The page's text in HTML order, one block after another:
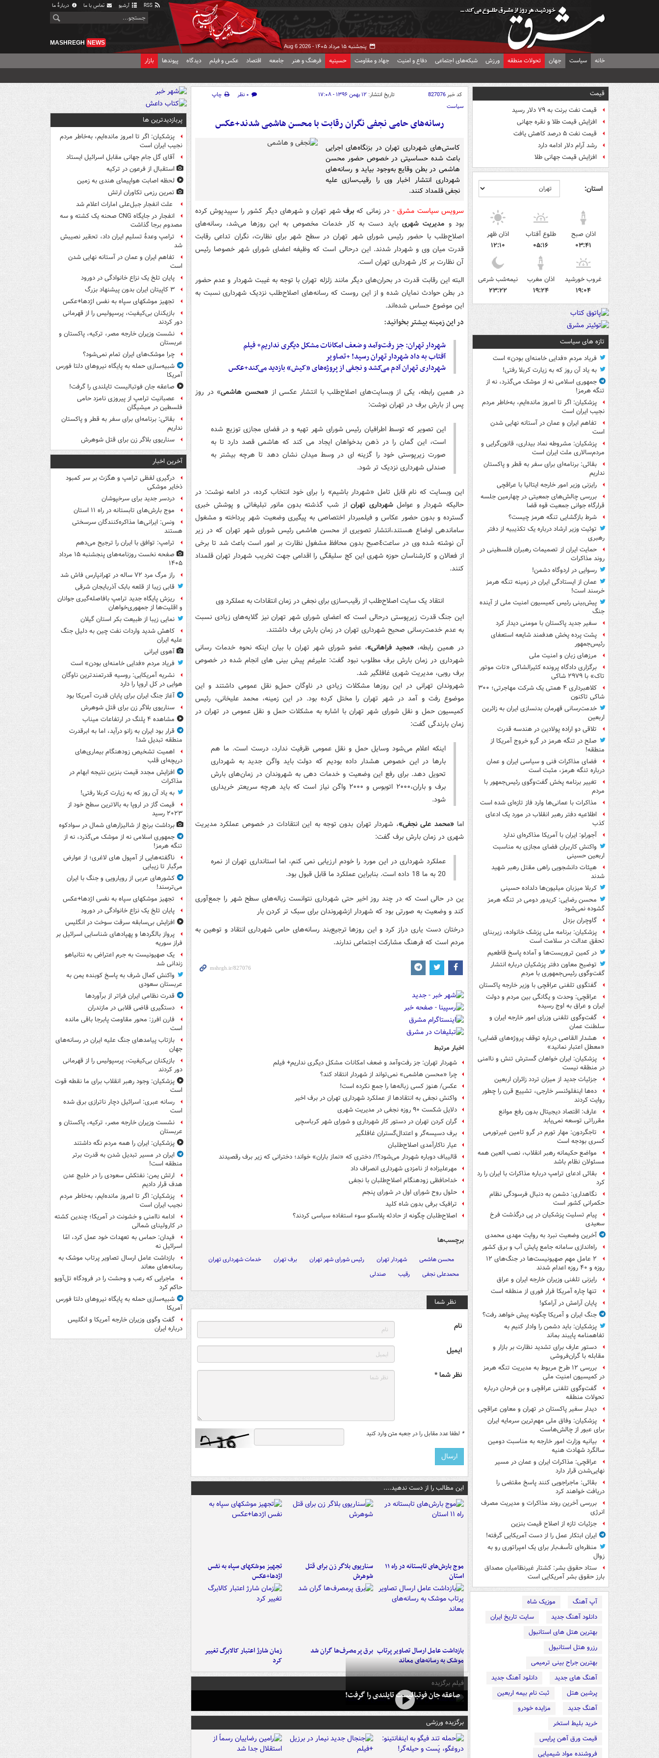
آرشیو تماس با ما دربارهٔ ما
پنجشنبه ۱۵ مرداد ۱۴۰۵ - Aug 6 2026
MASHREGH NEWS
خانه سیاست جهان تحولات منطقه ورزش شبکه‌های اجتماعی دفاع و امنیت جهاد و مقاومت حسینیه فرهنگ و هنر جامعه اقتصاد عکس و فیلم دیدگاه پیوندها بازار
قیمت
قیمت نفت برنت به ۷۹ دلار رسید
افزایش قیمت طلا و نقره جهانی
قیمت نفت ۵ درصد کاهش یافت
رشد آرام دلار ادامه دارد
افزایش قیمت جهانی طلا
استان:
اذان صبح
۰۳:۴۱
طلوع آفتاب
۰۵:۱۶
اذان ظهر
۱۲:۱۰
غروب خورشید
۱۹:۰۴
اذان مغرب
۱۹:۲۴
نیمه‌شب شرعی
۲۳:۲۲
تازه های سیاست
فریاد مردم «فدایی خامنه‌ای بودن» است
به یاد آن روز که به زیارت کربلا رفتی!
جمهوری اسلامی نه از موشک می‌گذرد، نه از
تنگه هرمز!
پزشکیان: اگر تا امروز مانده‌ایم، به‌خاطر مردم
نجیب ایران است
تفاهم ایران و عمان در آستانه نهایی شدن
است
پزشکیان: مشروطه نماد بیداری، قانون‌گرایی و
مردم‌سالاری ملت ایران است
بقائی: برنامه‌ای برای سفر به قطر و پاکستان
نداریم
رایزنی وزیر امور خارجه ایتالیا با عراقچی
بررسی چالش‌های جمعیتی در چهارمین جلسه
قرارگاه جوانی جمعیت قوه قضا
شرط بازگشایی تنگه هرمز چیست؟
توئیت وزیر ارشاد درباره یک تکذیبیه از دفتر
رهبری
حمایت ایران از تصمیمات رهبران فلسطینی در
روند مذاکرات
رسوایی در اردوگاه دشمن!
عمان از ایستادگی ایران در زمینه تنگه هرمز
خرسند است!
پیش‌بینی رئیس کمیسیون امنیت ملی از آینده
جنگ
سفیر جدید پاکستان با مومنی دیدار کرد
پشت پرده پخش هدفمند شایعه استعفای
رئیس‌جمهور
مرزهای زبان و امنیت ملی
برگزاری دادگاه پرونده کثیرالشاکی «تات موتور
تاک» با ۲۹۷۹ شاکی
کلاهبرداری ۴ همتی یک شرکت مهاجرتی؛ ۳۰۰
شاکی تاکنون
خدمت‌رسانی قهرمان بدنسازی ایران به زائرین
اربعین
تلاقی دو اراده پولادین در هندسه قدرت
صلح در تنگه هرمز در گرو خروج آمریکا از
منطقه!
فضای مذاکرات فنی و سیاسی ایران و عمان
درباره تنگه هرمز، مثبت است
تغییر برنامه پخش گفت‌وگوی رئیس‌جمهور با
مردم
مذاکرات با عمانی‌ها وارد فاز تازه‌ای شده است
اطلاعیه دفتر رهبر انقلاب در مورد یک ادعای
کذب
آجورلو: ایران با آمریکا مذاکره‌ای ندارد
واکنش کاربران فضای مجازی به مناسبت
اربعین حسینی
هیئات دانشجویی راهی مقتل رهبر شهید
شدند
کربلا میزبان میلیون‌ها دلداده حسینی
محسن رضایی: کریدور دومی در تنگه هرمز
گشوده نمی‌شود
گاوچران بزدل
پزشکیان: برنامه ملی پزشک خانواده، زیربنای
تحقق عدالت در سلامت است
در کمین تروریست‌ها و آماده پاسخ قاطعیم
توضیح معاون دفتر پزشکیان درباره انتشار
گفت‌وگوی رئیس‌جمهوری با مردم
گفتگوی تلفنی عراقچی با وزیر خارجه پاکستان
عراقچی: وحدت و یگانگی بین مردم و دولت
ایران و عراق به اوج رسیده
گفت‌وگوی تلفنی وزرای امور خارجه ایران و
سلطنت عمان
هشدار القاصی درباره توقف پروژه‌های قضایی؛
«معطل اعتبار نمانید»
پزشکیان: ایران خواهان گسترش تنش و ناامنی
در منطقه نیست
جزئیات جدید از میزان تردد زائران اربعین
ده‌ها اینفلوئنسر خارجی، تشییع قرن را چطور
روایت کردند
عارف: اقتصاد دیجیتال بدون رفع موانع
مقرراتی توسعه نمی‌یابد
تاجگردون: مهار تورم در گرو تامین غیرتورمی
کسری بودجه است
مواضع حکیمانه رهبر انقلاب، نصب العین همه
مسئولان نظام باشد
بقائی ادعای ترامپ درباره مذاکرات با ایران را رد
کرد
نگاهداری: دشمن به دنبال فرسودگی نظام
حکمرانی کشور است
پیام تسلیت پزشکیان در پی درگذشت فرخ
سعیدی
آخرین وضعیت نبرد به روایت مهدی محمدی
راه‌اندازی سامانه جامع پایش آب و برق کشور
۲ عامل مهم صهیونیست‌ها در جنگ‌های ۱۲
روزه و ۴۰ روزه اعدام شدند
رایزنی تلفنی وزیران خارجه ایران و عراق
تنها چاره آمریکا فرار فوری از منطقه است
پایان آرامش در آرامکو!
جنگ ایران و آمریکا چگونه پیش خواهد رفت؟
پزشکیان: باید دشمن را وادار کنیم به
تفاهم‎نامه پایبند بماند
دستور عارف برای تشدید نظارت بر بازار و
مقابله با گران‌فروشی
بررسی ۱۲ طرح مربوط به مدیریت تنگه هرمز
در کمیسیون امنیت ملی
گفت‌وگوی تلفنی عراقچی و بن فرحان درباره
تحولات منطقه
دیدار سفیر پاکستان در تهران و معاون عراقچی
پزشکیان: وفاق ملی مهم‌ترین سرمایه ایران
برای عبور از چالش‌هاست
بیانیه وزارت امور خارجه به مناسبت دومین
سالگرد شهادت هنیه
عراقچی: مذاکرات ایران و عمان در مسیر
نهایی‌شدن قرار دارد
بقائی: ماجراجویی کنند پاسخ مقتضی را
دریافت خواهند کرد
بررسی آخرین روند مذاکرات و مدیریت مصرف
انرژی
جزئیات تازه از اصلاح قیمت بنزین
ایران ابتکار عمل را از دست آمریکایی‌ گرفته!
منظره‌ای تأسف‌بار برای یک امپراتوری رو به
زوال
ستاد حقوق بشر: کشتار غیرنظامیان مصداق
بارز حقوق بشر آمریکایی است
آپ آهنگ
موزیک شاه
دانلود آهنگ جدید
سایت تاریخ ایران
بهترین هتل های استانبول
رزرو هتل استانبول
بهترین جراح بینی ترمیمی
آهنگ های جدید
دانلود آهنگ جدید
پرشین هتل
ثبت نام بیمه اربعین
آهنگ جدید
مزایده خودرو
خرید بلیط استخر
قیمت ورق آهن پرایس
فروشنده مواد شیمیایی
کد خبر827076 تاریخ انتشار: ۱۲ بهمن ۱۳۹۶ - ۱۷:۰۸ ۰ نظر
چاپ
سیاست
رسانه‌های حامی نجفی نگران رقابت با محسن هاشمی شدند+عکس
کاستی‌های شهرداری تهران در بزنگاه‌های اجرایی
باعث شده حساسیتی در خصوص حضور محسن
هاشمی در بطن وقایع به‌وجود بیاید و رسانه‌های
شهرداری انتشار اخبار وی را رقیب‌سازی علیه
نجفی قلمداد کنند.
سرویس سیاست مشرق - در زمانی کهبرف شهر تهران و شهرهای دیگر کشور را سپیدپوش کرده
بود و مدیریت شهری باید دست به کار خدمات مخصوص به این روزها می‌شد، رسانه‌های
اصلاح‌طلب با حضور رئیس شورای شهر تهران در سطح شهر برای نظارت،‌ نگران تداعی رقابت
قدرت میان وی و شهردار شدند. این درحالی است که وظیفه اعضای شورای شهر خصوصا رئیس
آن نظارت بر کار شهرداری تهران است.
البته این رقابت قدرت در بحران‌های دیگر مانند زلزله تهران با توجه به غیبت شهردار و عدم حضور
در بطن حوادث نمایان شده‌ و از این روست که رسانه‌های اصلاح‌طلب نزدیک شهرداری نسبت به
این موضوع حساس شده‌اند.
در این زمینه بیشتر بخوانید:
شهردار تهران: جز رفت‌وآمد و ضعف امکانات مشکل دیگری نداریم+ فیلم
آفتاب به داد شهردار تهران رسید! +تصاویر
شهرداری تهران آدم می‌کشد و نجفی از پروژه‌های «کیش» بازدید می‌کند+عکس
در همین رابطه، یکی از وبسایت‌های اصلاح‌طلب با انتشار عکسی از«محسن هاشمی» در روز
پس از بارش برف در تهران نوشت:‌
این تصویر که توسط اطرافیان رئیس شورای شهر تهیه و در فضای مجازی توزیع شده
است، این گمان را در ذهن بدخواهان ایجاد می کند که هاشمی قصد دارد تا به
صورت زیرپوستی خود را گزینه ای در وسط میدان نشان دهد تا هرچه بیشتر به
صندلی شهرداری نزدیک تر شود.
این وبسایت که نام قابل تامل «شهردار باشیم» را برای خود انتخاب کرده، در ادامه نوشت: در
حالیکه شهردار و عواملشهرداری تهراناز شب گذشته بدون مانور تبلیغاتی و پوشش خبری
گسترده و بدون حضور عکاس و فیلمبردار اختصاصی به پیگیری وضعیت شهر پرداخته و مشغول
ساماندهی اوضاع هستند،انتشار تصویری از محسن هاشمی رئیس شورای شهر تهران که در زیر
آن نوشته شده وی در ساعت٤صبح بدون محافظ مشغول نظارت بر امور است باعث شد تا برخی
از فعالان و کارشناسان حوزه شهری این کج سلیقگی را اقدامی جهت تخریب شهردار تهران قلمداد
کنند.
انتقاد یک سایت اصلاح‌طلب از رقیب‌سازی برای نجفی در زمان انتقادات به عملکرد وی
این جنگ قدرت زیرپوستی درحالی است که اعضای شورای شهر تهران نیز گلایه‌های زیادی نسبت
به عدم خدمت‌رسانی صحیح شهرداری تهران در زمان بارش برف داشتند.
در همین رابطه،«مجید فراهانی»، عضو شورای شهر تهران با بیان اینکه نحوه خدمات رسانی
شهرداری در زمان بارش برف مطلوب نبود گفت: علیرغم پیش بینی های انجام شده در خصوص
برف روبی، مدیریت شهری غافلگیر شد.
شهروندان تهرانی در این روزها مشکلات زیادی در ناوگان حمل‌و نقل عمومی داشتند و این
موضوع رفت و آمد در شهر تهران را مختل کرده بود. در این زمینه، محمد علیخانی، رئیس
کمیسیون حمل و نقل شورای شهر تهران با اشاره به مشکلات حمل و نقل عمومی در تهران در
زمان بارندگی گفت:
اینکه اعلام می‌شود وسایل حمل و نقل عمومی ظرفیت ندارد، درست است. ما هم
بارها در این خصوص هشدار داده بودیم که دولت باید واگن جدید به شهرداری
تحویل دهد. برای رفع این وضعیت و خدمات دهی به شهروندان در زمان‌های بارش
برف و باران،۲۰۰۰ اتوبوس و ۲۰۰۰ واگن نیاز است که باید هرچه سریعتر خریداری
شود.
اما«محمد علی نجفی»، شهردار تهران بدون توجه به این انتقادات در خصوص عملکرد مدیریت
شهری در زمان بارش برف گفت:
عملکرد شهرداری در این مورد را خودم ارزیابی نمی کنم، اما استانداری تهران از نمره
20 به ما 18 داده است. بنابراین عملکرد ما قابل قبول بود.
ین در حالی است که در چند روز اخیر حتی شهرداری نتوانست زباله‌های سطح شهر را جمع‌آوری
کند و وضعیت به صورتی بود که شهردار ازشهروندان برای سبک تر کردن بار
درختان دست یاری دراز کرد و این روزها ترجیع‌بند رسانه‌های حامی شهرداری انتقاد و توهین به
مردم است که فرهنگ مشارکت اجتماعی ندارند.
اخبار مرتبط
شهردار تهران: جز رفت‌وآمد و ضعف امکانات مشکل دیگری نداریم+ فیلم
چرا «محسن هاشمی» نمی‌تواند از شهردار انتقاد کند؟
عکس/ هنوز کسی زباله‌ها را جمع نکرده است!
واکنش نجفی به انتقادها از عملکرد شهرداری تهران در برف اخیر
دلایل شکست ۹۰ روزه نجفی در مدیریت شهری
گران کردن تهران در دستور کار شهرداری و شورای شهر کرباسچی
برف دسیسه‌گر و اعتدال‌گستران غافلگیر
عیار ناکارآمدی اصلاح‌طلبان
قالیباف دوباره شهردار می‌شود؟!/ دختری که «نماز باران» خواند؛ دخترانی که زیر برف رقصیدند
مهرعلیزاده از نامزدی شهرداری انصراف داد
خداحافظی زودهنگام اصلاح‌طلبان با نجفی
حلول روح شورای اول در شورای پنجم
ترافیک برفی بدون شاه کلید
اصلاح‌طلبان چگونه از حادثه پلاسکو سوء‌ استفاده سیاسی کردند؟
برچسب‌ها
محسن هاشمی شهردار تهران رئیس شورای شهر تهران برف تهران
خدمات شهرداری تهران
محمدعلی نجفی
رقیب صندلی
نظر شما
نام
ایمیل
نظر شما *
* لطفا عدد مقابل را در جعبه متن وارد کنید
این مطالب را از دست ندهید....
موج بارش‌های تابستانه در راه ۱۱
استان
سناریوی بلاگر زن برای قتل
شوهرش
تجهیز موشکهای سپاه به نفس
اژدها+عکس
بازداشت عامل ارسال تصاویر پرتاب
موشک به رسانه‌های معاند
برق پرمصرف‌ها گران شد
زمان شارژ اعتبار کالابرگ تغییر
کرد
فیلم برگزیده
صاعقه جان فوتبالیست تایلندی را گرفت!
برگزیده ورزشی
پربازدیدترین ها
پزشکیان: اگر تا امروز مانده‌ایم، به‌خاطر مردم
نجیب ایران است
آقای گل جام جهانی مقابل اسرائیل ایستاد
استقبال از فرعون در ترکیه
لحظه اصابت هواپیمای هندی به زمین
تمرین رزمی تکاوران ارتش
علت انفجار جبل‌علی امارات اعلام شد
انفجار در جایگاه CNG صحنه یک کشته و سه
مصدوم برجا گذاشت
ترامپ وعدۀ تسلیم ایران داد، تحقیر نصیبش
شد
تفاهم ایران و عمان در آستانه نهایی شدن
است
پایان تلخ یک نزاع خانوادگی در دورود
۳ کاپیتان ایران بدون پیشنهاد بزرگ
تجهیز موشکهای سپاه به نفس اژدها+عکس
بازیکنان بی‌کیفیت، پرسپولیس را از قهرمانی
دور کردند
نشست وزیران خارجه مصر، ترکیه، پاکستان و
عربستان
چرا موشک‌های ایران تمام نمی‌شود؟
شبیه‌سازی حمله به پایگاه نیروهای دلتا فورس
آمریکا
صاعقه جان فوتبالیست تایلندی را گرفت!
عصبانیت ترامپ از پیروزی نامزد حامی
فلسطین در میشیگان
بقائی: برنامه‌ای برای سفر به قطر و پاکستان
نداریم
سناریوی بلاگر زن برای قتل شوهرش
آخرین اخبار
درگیری لفظی ترامپ و هگزث بر سر کمبود
ذخایر موشکی
دردسر جدید برای سرخپوشان
موج بارش‌های تابستانه در راه ۱۱ استان
ونس: ایرانی‌ها مذاکره‌کنندگان سرسختی
هستند
ترامپ: توافق با ایران را ترجیح می‌دهم
صفحه نخست روزنامه‌های پنجشنبه ۱۵ مرداد
۱۴۰۵
راز مرگ مرد ۷۲ ساله در تهرانپارس فاش شد
قابی زیبا از قلعه بابک آذربایجان شرقی
ریزش پایگاه جدید ترامپ بافاصله‌گیری جوانان
و اقلیت‌ها از جمهوری‌خواهان
نمایی زیبا از طبیعت بکر استان گیلان
کاهش شدید واردات نفت چین به دلیل جنگ
علیه ایران
آهوی ایرانی
فریاد مردم «فدایی خامنه‌ای بودن» است
نشریه آمریکایی: روسیه قدرتمندترین ناوگان
هوایی در کل اروپا را دارد
آغاز جنگ ایران برای پایان قدرت آمریکا بود
سناریوی بلاگر زن برای قتل شوهرش
مشاهده ۴ پلنگ در ارتفاعات میناب
قرار بود ایران به زانو درآید، اما به ابرقدرت
منطقه تبدیل شد!
اهمیت تشخیص زودهنگام بیماری‌های
دریچه‌ای قلب
افزایش مجدد قیمت بنزین نتیجه ابهام در
مذاکرات
به یاد آن روز که به زیارت کربلا رفتی!
قیمت گاز در اروپا به بالاترین سطح خود از
۲۰۲۳ رسید
برداشت برنج از شالیزارهای شمال در سوادکوه
جمهوری اسلامی نه از موشک می‌گذرد، نه از
تنگه هرمز!
ناگفته‌هایی از آمپول های لاغری؛ از عوارض
مرگبار تا زیبایی
کشورهای عربی از رویارویی و جنگ با ایران
می‌ترسند!
تجهیز موشکهای سپاه به نفس اژدها+عکس
پایان تلخ یک نزاع خانوادگی در دورود
افزایش بی‌سابقه سرقت سوخت در انگلیس
پرواز بالگردها و پهپادهای شناسایی اسرائیل بر
فراز سوریه
یک صهیونیست به جرم اعتراض به نتانیاهو
زندانی شد
واکنش کمال شرف به پاسخ کوبنده یمن به
عربستان سعودی
قدرت نظامی ایران فراتر از برآوردها
دستگیری قاضی قلابی در مازندران
فارن افرز: محور مقاومت پابرجا باقی مانده
است
بازتاب پیامدهای جنگ علیه ایران در رسانه‌های
جهان
بازیکنان بی‌کیفیت، پرسپولیس را از قهرمانی
دور کردند
پزشکیان: وجود رهبر انقلاب برای ما نقطه قوت
است
رسانه عبری: اسرائیل دچار ناترازی برق شده
است
نشست وزیران خارجه مصر، ترکیه، پاکستان و
عربستان
پزشکیان: ایران را همه مردم نگه داشتند
ایران در مسیر تبدیل شدن به قدرت برتر
منطقه است!
ارتش یمن: نفتکش سعودی را در خلیج عدن
هدف قرار دادیم
پزشکیان: اگر تا امروز مانده‌ایم، به‌خاطر مردم
نجیب ایران است
ادامه ناامنی و خشونت در آمریکا؛ چندین کشته
در کارولینای شمالی
فیدان: حماس به تعهدات خود عمل کرد، امّا
اسرائیل نه
بازداشت عامل ارسال تصاویر پرتاب موشک به
رسانه‌های معاند
ماجرایی که رعب و وحشت را در فرودگاه تل‌آویو
حاکم کرد
شبیه‌سازی حمله به پایگاه نیروهای دلتا فورس
آمریکا
گفت وگوی وزیران خارجه آمریکا و انگلیس
درباره ایران